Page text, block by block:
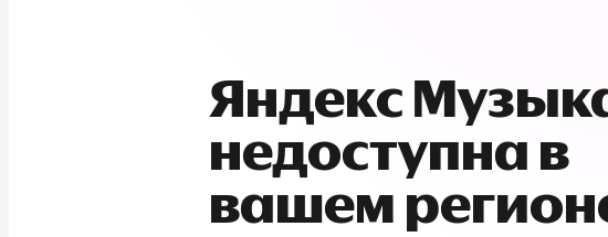
Яндекс
недоступна в
вашем